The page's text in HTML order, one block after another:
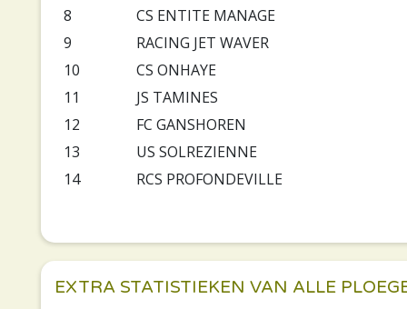
8
CS ENTITE MANAGE
9
RACING JET WAVER
10
CS ONHAYE
11
JS TAMINES
12
FC GANSHOREN
13
US SOLREZIENNE
14
RCS PROFONDEVILLE
EXTRA STATISTIEKEN VAN ALLE